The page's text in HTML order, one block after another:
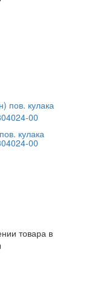
кулака
00
товара в